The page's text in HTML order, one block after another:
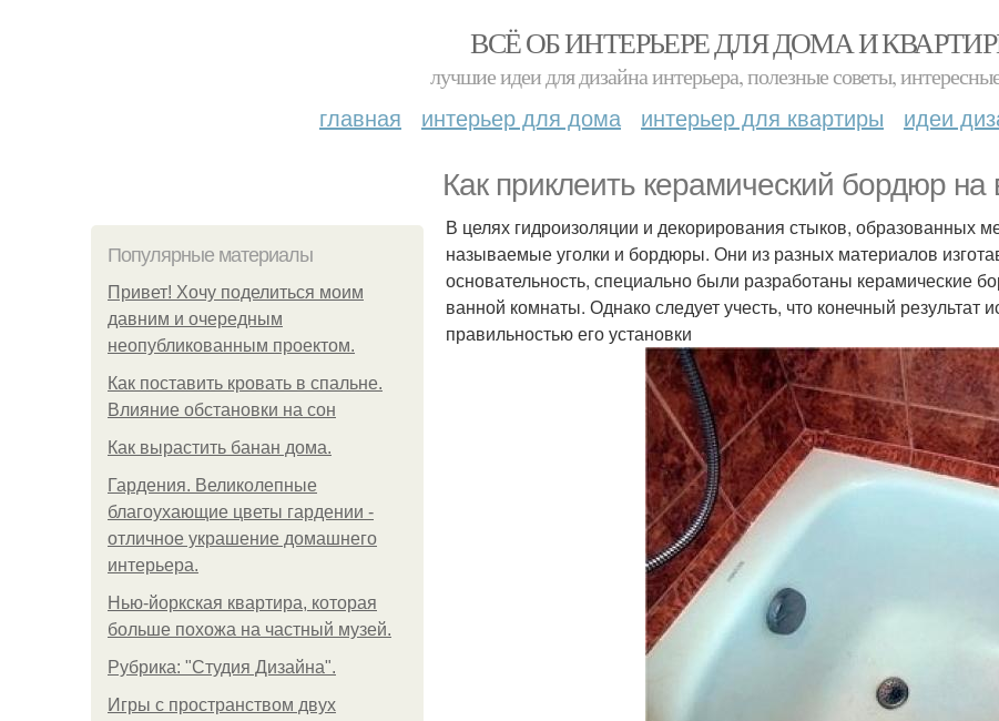
ВСЁ ОБ ИНТЕРЬЕРЕ ДЛЯ ДОМА И
лучшие идеи для дизайна интерьера, полезные советы,
главная интерьер для дома интерьер для квартиры идеи
Как приклеить керамический бордюр на
Популярные материалы
Привет! Хочу поделиться моим
давним и очередным
неопубликованным проектом.
Как поставить кровать в спальне.
Влияние обстановки на сон
Как вырастить банан дома.
Гардения. Великолепные
благоухающие цветы гардении -
отличное украшение домашнего
интерьера.
Нью-йоркская квартира, которая
больше похожа на частный музей.
Рубрика: "Студия Дизайна".
Игры с пространством двух
В целях гидроизоляции и декорирования стыков, образованных
называемые уголки и бордюры. Они из разных материалов
основательность, специально были разработаны керамические
ванной комнаты. Однако следует учесть, что конечный результат
правильностью его установки